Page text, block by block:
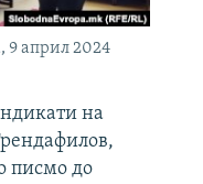
9 април 2024
на
писмо до